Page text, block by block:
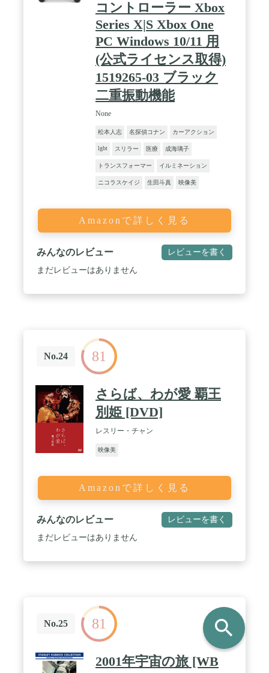
コントローラー Xbox
Series X|S Xbox One
PC Windows 10/11 用
(公式ライセンス取得)
1519265-03 ブラック
二重振動機能
None
松本人志 名探偵コナン カーアクション
lgbt スリラー 医療 成海璃子
トランスフォーマー イルミネーション
ニコラスケイジ 生田斗真 映像美
Amazonで詳しく見る
みんなのレビュー レビューを書く
まだレビューはありません
No.24 81
さらば、わが愛 覇王
別姫 [DVD]
レスリー・チャン
映像美
Amazonで詳しく見る
みんなのレビュー レビューを書く
まだレビューはありません
No.25 81
2001年宇宙の旅 [WB
search